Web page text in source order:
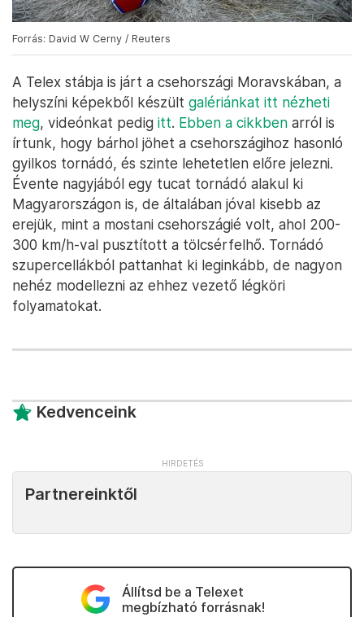
Forrás: David W Cerny / Reuters
A Telex stábja is járt a csehországi Moravskában, a
helyszíni képekből készült galériánkat itt nézheti
meg, videónkat pedig itt. Ebben a cikkben arról is
írtunk, hogy bárhol jöhet a csehországihoz hasonló
gyilkos tornádó, és szinte lehetetlen előre jelezni.
Évente nagyjából egy tucat tornádó alakul ki
Magyarországon is, de általában jóval kisebb az
erejük, mint a mostani csehországié volt, ahol 200-
300 km/h-val pusztított a tölcsérfelhő. Tornádó
szupercellákból pattanhat ki leginkább, de nagyon
nehéz modellezni az ehhez vezető légköri
folyamatokat.
Kedvenceink
Partnereinktől
Állítsd be a Telexet
megbízható forrásnak!